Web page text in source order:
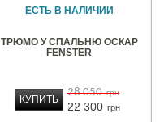
ЕСТЬ В НАЛИЧИИ
ТРЮМО У СПАЛЬНЮ ОСКАР
FENSTER
28 050 грн
22 300 грн
КУПИТЬ